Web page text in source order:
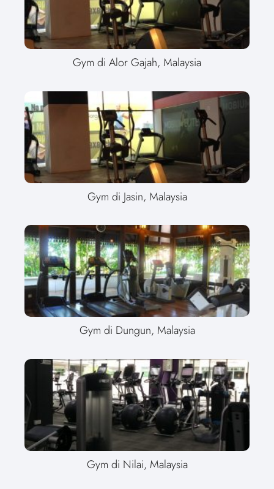
Gym di Alor Gajah, Malaysia
Gym di Jasin, Malaysia
Gym di Dungun, Malaysia
Gym di Nilai, Malaysia